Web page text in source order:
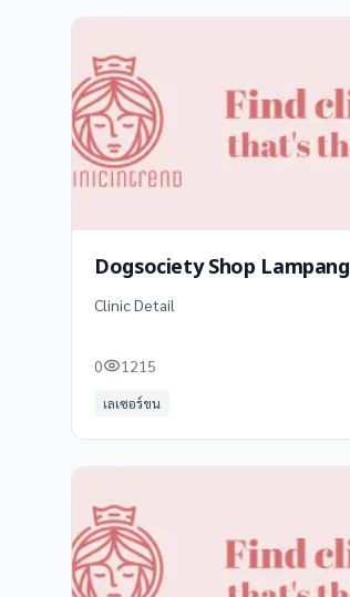
Dogsociety Shop Lampang
Clinic Detail
0 1215
เลเซอร์ขน